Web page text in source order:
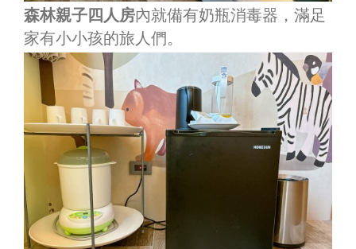
森林親子四人房內就備有奶瓶消毒器，滿足
家有小小孩的旅人們。